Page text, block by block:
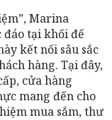
Marina
đáo tại khối đế
kết nối sâu sắc
hàng. Tại đây,
cửa hàng
mang đến cho
mua sắm, thư